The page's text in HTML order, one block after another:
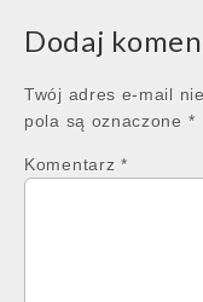
Dodaj
Twój adres e-mail
pola są oznaczone *
Komentarz *